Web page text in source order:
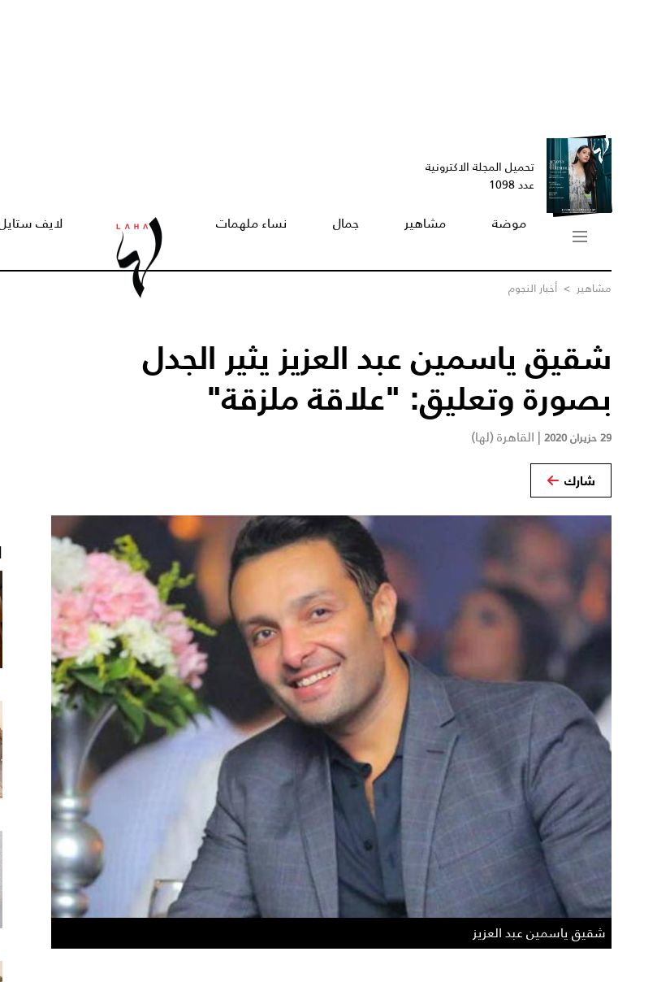
تحميل المجلة الاكترونية
عدد 1098
موضة مشاهير جمال نساء ملهمات لايف
مشاهير > أخبار النجوم
شقيق ياسمين عبد العزيز يثير الجدل
بصورة وتعليق: "علاقة ملزقة"
29 حزيران 2020 | القاهرة (لها)
شارك
شقيق ياسمين عبد العزيز